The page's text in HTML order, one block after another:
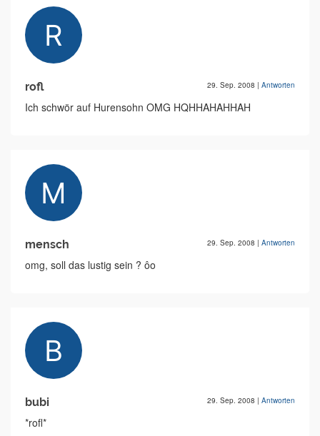
rofl 29. Sep. 2008 | Antworten
Ich schwör auf Hurensohn OMG HQHHAHAHHAH
mensch 29. Sep. 2008 | Antworten
omg, soll das lustig sein ? ôo
bubi 29. Sep. 2008 | Antworten
*rofl*